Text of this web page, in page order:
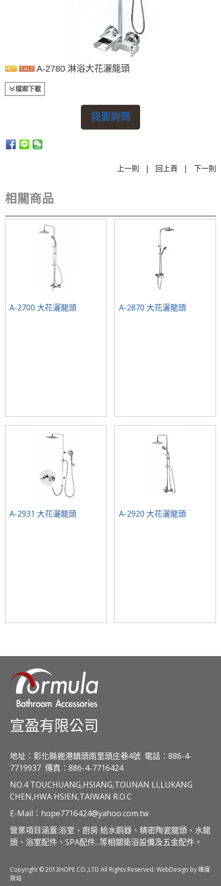
A-2780 淋浴大花灑龍頭
檔案下載
我要詢問
上一則 | 回上頁 | 下一則
相關商品
A-2700 大花灑龍頭 A-2870 大花灑龍頭
A-2931 大花灑龍頭 A-2920 大花灑龍頭
宣盈有限公司
地址：彰化縣鹿港鎮頭南里頭庄巷4號 電話：886-4-
7719937 傳真：886-4-7716424
NO.4 TOUCHUANG,HSIANG,TOUNAN LI,LUKANG
CHEN,HWA HSIEN,TAIWAN R.O.C
E-Mail：hope7716424@yahoo.com.tw
營業項目涵蓋:浴室、廚房 給水銅器、精密陶瓷龍頭、水龍
頭、浴室配件、SPA配件...等相關衛浴設備及五金配件。
Copyright © 2013HOPE CO.,LTD All Rights Reserved. WebDesign by 維度
架站